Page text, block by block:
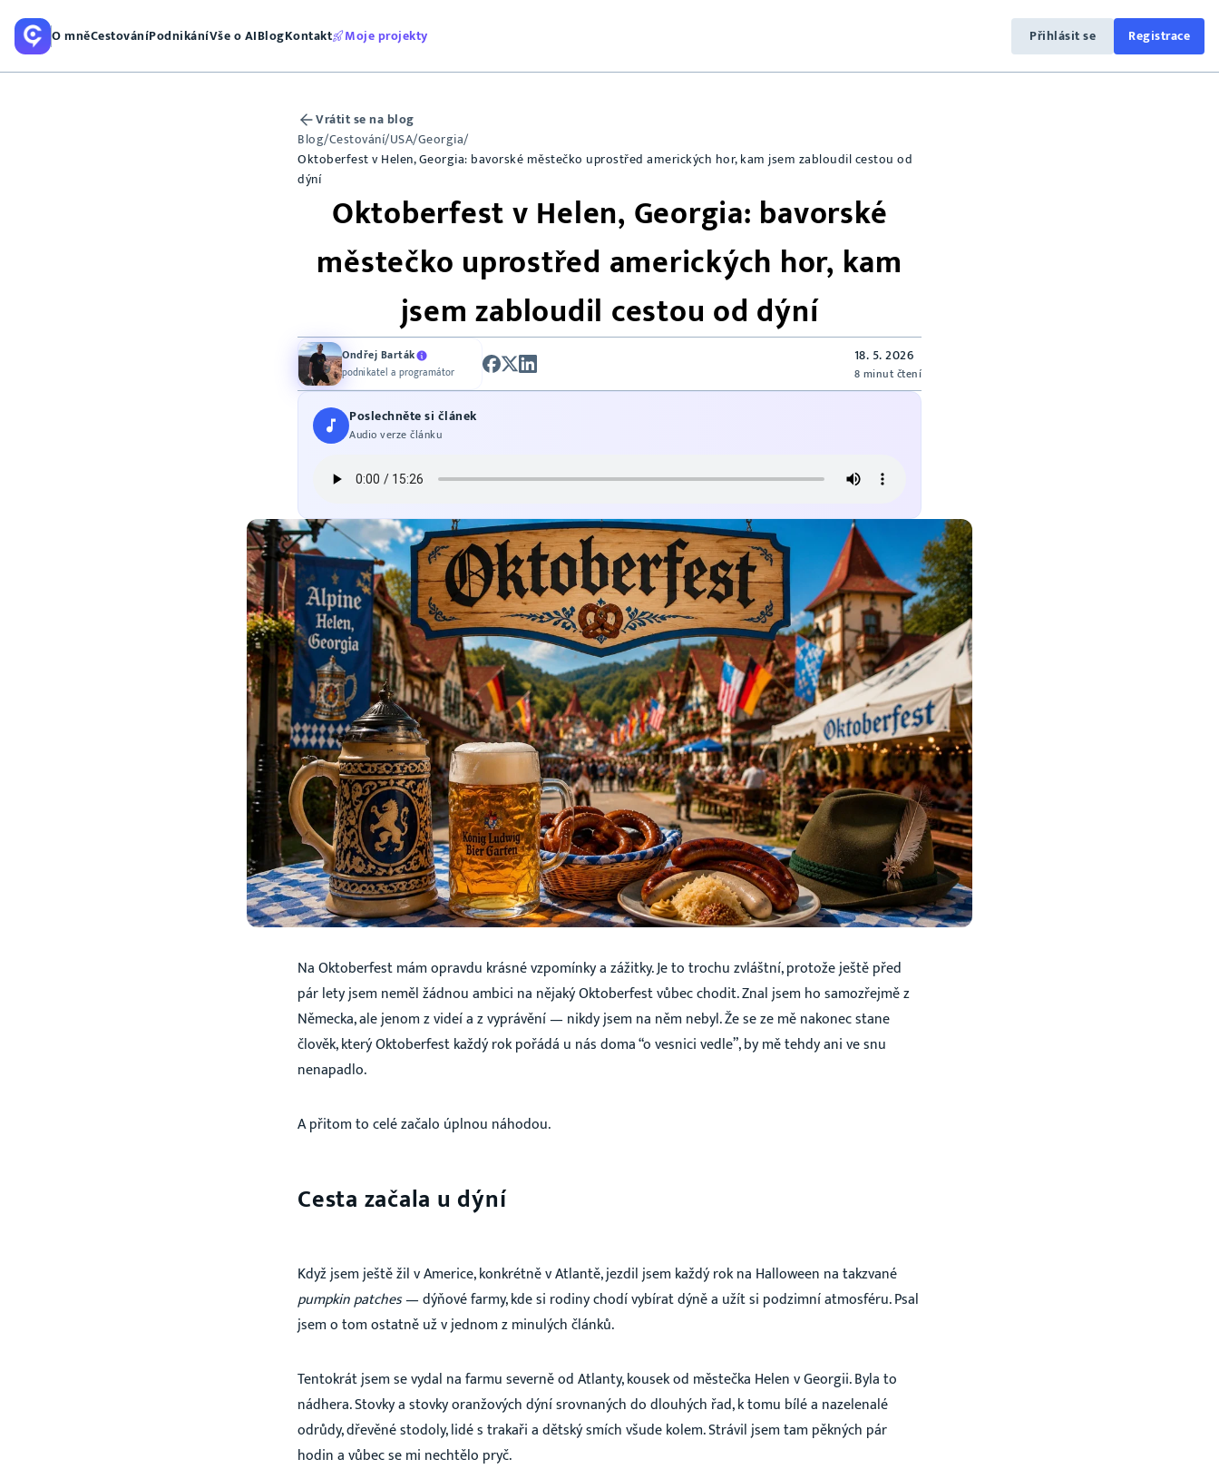
O mněCestováníPodnikáníVše o AIBlogKontakt Moje projekty Přihlásit se Registrace
Vrátit se na blog
Blog/Cestování/USA/Georgia/
Oktoberfest v Helen, Georgia: bavorské městečko uprostřed amerických hor, kam jsem zabloudil cestou od
dýní
Oktoberfest v Helen, Georgia: bavorské
městečko uprostřed amerických hor, kam
jsem zabloudil cestou od dýní
Ondřej Barták
podnikatel a programátor
18. 5. 2026
8 minut čtení
Poslechněte si článek
Audio verze článku
Na Oktoberfest mám opravdu krásné vzpomínky a zážitky. Je to trochu zvláštní, protože ještě před
pár lety jsem neměl žádnou ambici na nějaký Oktoberfest vůbec chodit. Znal jsem ho samozřejmě z
Německa, ale jenom z videí a z vyprávění — nikdy jsem na něm nebyl. Že se ze mě nakonec stane
člověk, který Oktoberfest každý rok pořádá u nás doma “o vesnici vedle”, by mě tehdy ani ve snu
nenapadlo.
A přitom to celé začalo úplnou náhodou.
Cesta začala u dýní
Když jsem ještě žil v Americe, konkrétně v Atlantě, jezdil jsem každý rok na Halloween na takzvané
pumpkin patches— dýňové farmy, kde si rodiny chodí vybírat dýně a užít si podzimní atmosféru. Psal
jsem o tom ostatně už v jednom z minulých článků.
Tentokrát jsem se vydal na farmu severně od Atlanty, kousek od městečka Helen v Georgii. Byla to
nádhera. Stovky a stovky oranžových dýní srovnaných do dlouhých řad, k tomu bílé a nazelenalé
odrůdy, dřevěné stodoly, lidé s trakaři a dětský smích všude kolem. Strávil jsem tam pěkných pár
hodin a vůbec se mi nechtělo pryč.